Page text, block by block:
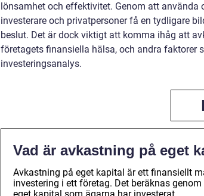
lönsamhet och effektivitet. Genom att
investerare och privatpersoner få en tydligare
beslut. Det är dock viktigt att komma ihåg att
företagets finansiella hälsa, och andra faktorer
investeringsanalys.
Vad är avkastning på eget
Avkastning på eget kapital är ett finansiellt
investering i ett företag. Det beräknas